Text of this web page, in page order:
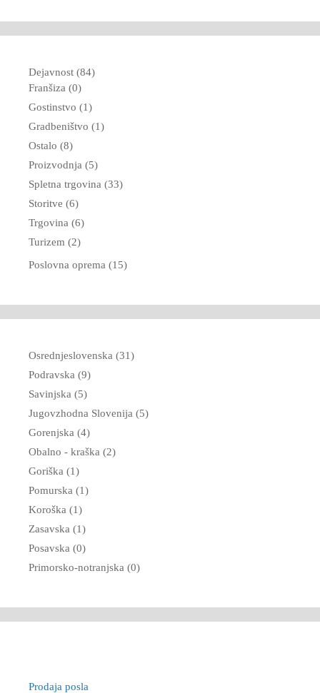
Dejavnost (84)
Franšiza (0)
Gostinstvo (1)
Gradbeništvo (1)
Ostalo (8)
Proizvodnja (5)
Spletna trgovina (33)
Storitve (6)
Trgovina (6)
Turizem (2)
Poslovna oprema (15)
Osrednjeslovenska (31)
Podravska (9)
Savinjska (5)
Jugovzhodna Slovenija (5)
Gorenjska (4)
Obalno - kraška (2)
Goriška (1)
Pomurska (1)
Koroška (1)
Zasavska (1)
Posavska (0)
Primorsko-notranjska (0)
Prodaja posla